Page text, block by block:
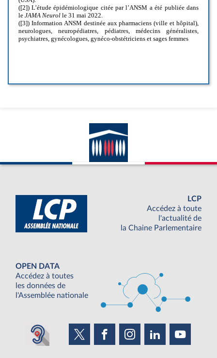
LCP
Accédez à toute
l'actualité de
la Chaine Parlementaire
OPEN DATA
Accédez à toutes
les données de
l'Assemblée nationale